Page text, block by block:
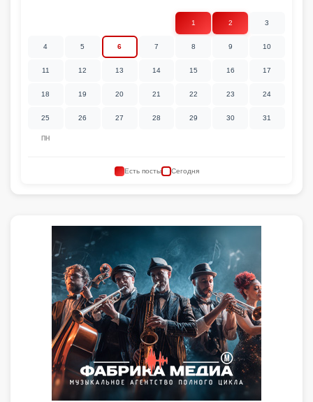
ПН
1 2 3
4 5 6 7 8 9 10
11 12 13 14 15 16 17
18 19 20 21 22 23 24
25 26 27 28 29 30 31
Есть посты Сегодня